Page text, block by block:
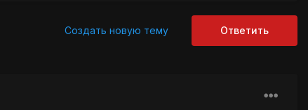
Ответить
Создать новую тему